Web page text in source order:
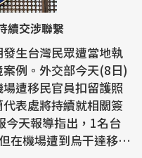
續交涉聯繫
生台灣民眾遭當地執
例。外交部今天(8日)
遭移民官員扣留護照
表處將持續就相關簽
在機場遭到烏干達移民